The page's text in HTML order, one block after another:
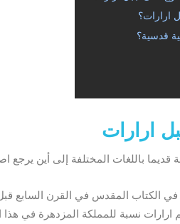
ارارات؟
قدسية؟
ارارات
قديما باللغات المختلفة إلى أين
في الكتاب المقدس في القرن السابع
نسبة للمملكة المزدهرة في هذا